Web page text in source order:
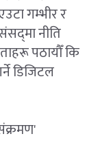
गम्भीर र
नीति
पठायौँ कि
डिजिटल